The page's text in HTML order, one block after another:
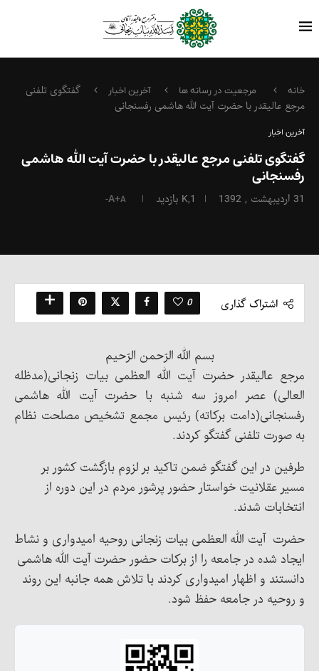
خانه مرجعیت در رسانه ها آخرین اخبار
گفتگوی تلفنی
مرجع عالیقدر با حضرت آیت الله هاشمی رفسنجانی
آخرین اخبار
گفتگوی تلفنی مرجع عالیقدر با حضرت آیت الله هاشمی
رفسنجانی
31 اردیبهشت , 1392 1,K بازدید A+A-
اشتراک گذاری 0
بسم الله الرّحمن الرّحیم
مرجع عالیقدر حضرت آیت الله العظمی بیات زنجانی(مدظله
العالی) عصر امروز سه شنبه با حضرت آیت الله هاشمی
رفسنجانی(دامت برکاته) رئیس مجمع تشخیص مصلحت نظام
به صورت تلفنی گفتگو کردند.
طرفین در این گفتگو ضمن تاکید بر لزوم بازگشت کشور بر
مسیر عقلانیت خواستار حضور پرشور مردم در این دوره از
انتخابات شدند.
حضرت آیت الله العظمی بیات زنجانی روحیه امیدواری و نشاط
ایجاد شده در جامعه را از برکات حضور حضرت آیت الله هاشمی
دانستند و اظهار امیدواری کردند با تلاش همه جانبه این روند
و روحیه در جامعه حفظ شود.